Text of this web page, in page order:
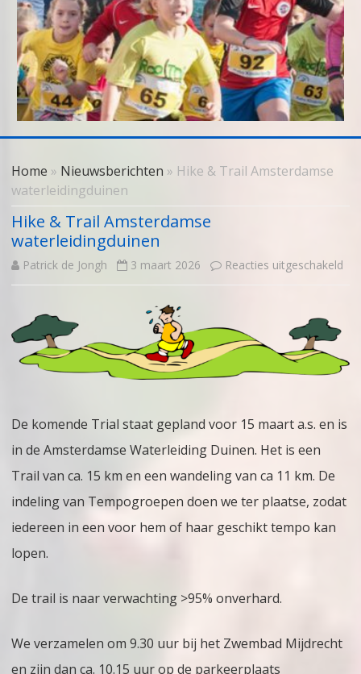
content
Home » Nieuwsberichten » Hike & Trail Amsterdamse
waterleidingduinen
Hike & Trail Amsterdamse
waterleidingduinen
Patrick de Jongh 3 maart 2026 Reacties uitgeschakeld
De komende Trial staat gepland voor 15 maart a.s. en is
in de Amsterdamse Waterleiding Duinen. Het is een
Trail van ca. 15 km en een wandeling van ca 11 km. De
indeling van Tempogroepen doen we ter plaatse, zodat
iedereen in een voor hem of haar geschikt tempo kan
lopen.
De trail is naar verwachting >95% onverhard.
We verzamelen om 9.30 uur bij het Zwembad Mijdrecht
en zijn dan ca. 10.15 uur op de parkeerplaats